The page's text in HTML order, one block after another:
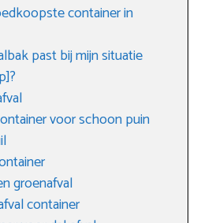
container in
past bij mijn situatie
voor schoon puin
groenafval
container